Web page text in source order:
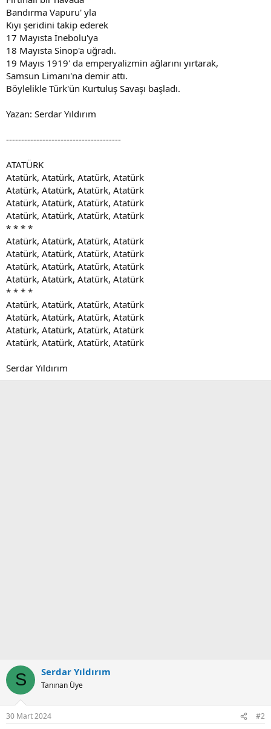
Bandırma Vapuru' yla
Kıyı şeridini takip ederek
17 Mayısta İnebolu'ya
18 Mayısta Sinop'a uğradı.
19 Mayıs 1919' da emperyalizmin ağlarını yırtarak,
Samsun Limanı'na demir attı.
Böylelikle Türk'ün Kurtuluş Savaşı başladı.
Yazan: Serdar Yıldırım
--------------------------------------
ATATÜRK
Atatürk, Atatürk, Atatürk, Atatürk
Atatürk, Atatürk, Atatürk, Atatürk
Atatürk, Atatürk, Atatürk, Atatürk
Atatürk, Atatürk, Atatürk, Atatürk
* * * *
Atatürk, Atatürk, Atatürk, Atatürk
Atatürk, Atatürk, Atatürk, Atatürk
Atatürk, Atatürk, Atatürk, Atatürk
Atatürk, Atatürk, Atatürk, Atatürk
* * * *
Atatürk, Atatürk, Atatürk, Atatürk
Atatürk, Atatürk, Atatürk, Atatürk
Atatürk, Atatürk, Atatürk, Atatürk
Atatürk, Atatürk, Atatürk, Atatürk
Serdar Yıldırım
S Serdar Yıldırım
Tanınan Üye
30 Mart 2024 #2